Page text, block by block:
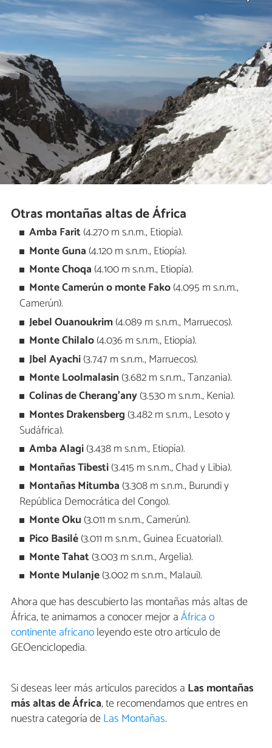
Otras montañas altas de África
Amba Farit(4.270 m s.n.m., Etiopía).
Monte Guna (4.120 m s.n.m., Etiopía).
Monte Choqa (4.100 m s.n.m., Etiopía).
Monte Camerún o monte Fako(4.095 m s.n.m.,
Camerún).
Jebel Ouanoukrim(4.089 m s.n.m., Marruecos).
Monte Chilalo(4.036 m s.n.m., Etiopía).
Jbel Ayachi(3.747 m s.n.m., Marruecos).
Monte Loolmalasin (3.682 m s.n.m., Tanzania).
Colinas de Cherang'any(3.530 m s.n.m., Kenia).
Montes Drakensberg (3.482 m s.n.m., Lesoto y
Sudáfrica).
Amba Alagi(3.438 m s.n.m., Etiopía).
Montañas Tibesti(3.415 m s.n.m., Chad y Libia).
Montañas Mitumba (3.308 m s.n.m., Burundi y
República Democrática del Congo).
Monte Oku (3.011 m s.n.m., Camerún).
Pico Basilé(3.011 m s.n.m., Guinea Ecuatorial).
Monte Tahat(3.003 m s.n.m., Argelia).
Monte Mulanje(3.002 m s.n.m., Malaui).
Ahora que has descubierto las montañas más altas de
África, te animamos a conocer mejor aÁfrica o
continente africanoleyendo este otro artículo de
GEOenciclopedia.
Si deseas leer más artículos parecidos a Las montañas
más altas de África, te recomendamos que entres en
nuestra categoría deLas Montañas.